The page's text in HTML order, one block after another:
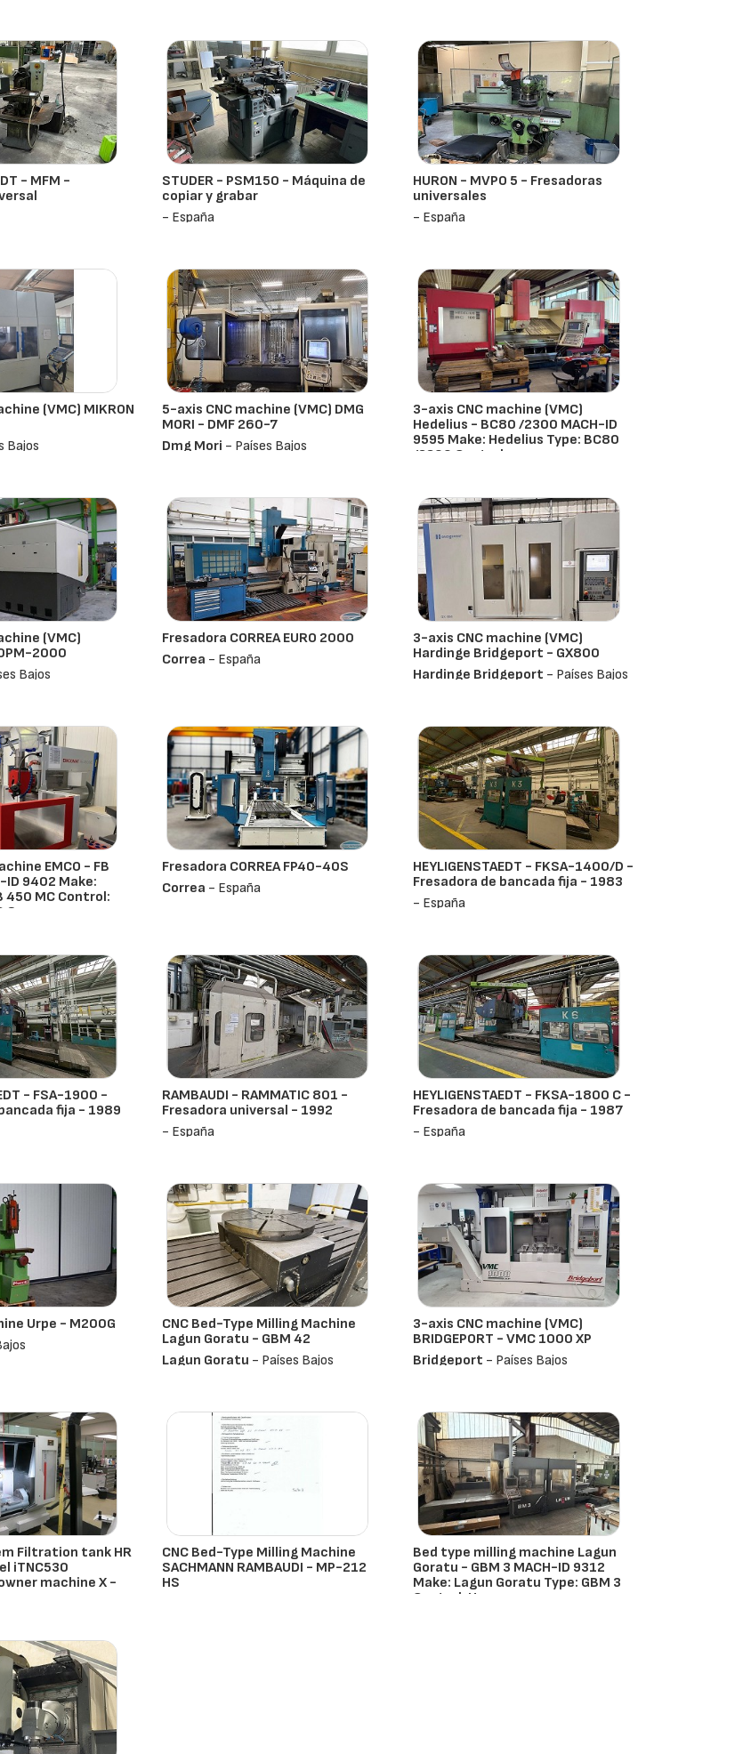
- MFM -
STUDER - PSM150 - Máquina de
copiar y grabar
- España
HURON - MVPO 5 - Fresadoras
universales
- España
(VMC) MIKRON
Bajos
5-axis CNC machine (VMC) DMG
MORI - DMF 260-7
Dmg Mori - Países Bajos
3-axis CNC machine (VMC)
Hedelius - BC80 /2300 MACH-ID
9595 Make: Hedelius Type: BC80
/2300 Control:
(VMC)
2000
Bajos
Fresadora CORREA EURO 2000
Correa - España
3-axis CNC machine (VMC)
Hardinge Bridgeport - GX800
Hardinge Bridgeport - Países Bajos
EMCO - FB
ID 9402 Make:
450 MC Control:
S
Fresadora CORREA FP40-40S
Correa - España
HEYLIGENSTAEDT - FKSA-1400/D -
Fresadora de bancada fija - 1983
- España
- FSA-1900 -
fija - 1989
RAMBAUDI - RAMMATIC 801 -
Fresadora universal - 1992
- España
HEYLIGENSTAEDT - FKSA-1800 C -
Fresadora de bancada fija - 1987
- España
Urpe - M200G
CNC Bed-Type Milling Machine
Lagun Goratu - GBM 42
Lagun Goratu - Países Bajos
3-axis CNC machine (VMC)
BRIDGEPORT - VMC 1000 XP
Bridgeport - Países Bajos
Filtration tank HR
iTNC530
machine X -
CNC Bed-Type Milling Machine
SACHMANN RAMBAUDI - MP-212
HS
Bed type milling machine Lagun
Goratu - GBM 3 MACH-ID 9312
Make: Lagun Goratu Type: GBM 3
Control: H